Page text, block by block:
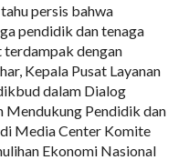
persis bahwa
pendidik dan tenaga
terdampak dengan
Kepala Pusat Layanan
dalam Dialog
Mendukung Pendidik dan
di Media Center Komite
Ekonomi Nasional